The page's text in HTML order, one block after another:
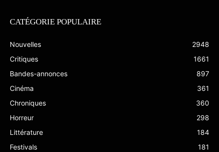
CATÉGORIE POPULAIRE
Nouvelles
2948
Critiques
1661
Bandes-annonces
897
Cinéma
361
Chroniques
360
Horreur
298
Littérature
184
Festivals
181